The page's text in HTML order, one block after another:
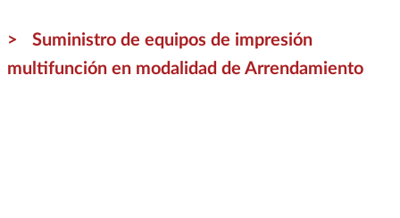
Suministro de equipos de impresión
multifunción en modalidad de Arrendamiento